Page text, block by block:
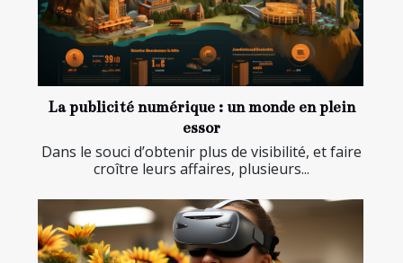
La publicité numérique : un monde en plein
essor
Dans le souci d’obtenir plus de visibilité, et faire
croître leurs affaires, plusieurs...